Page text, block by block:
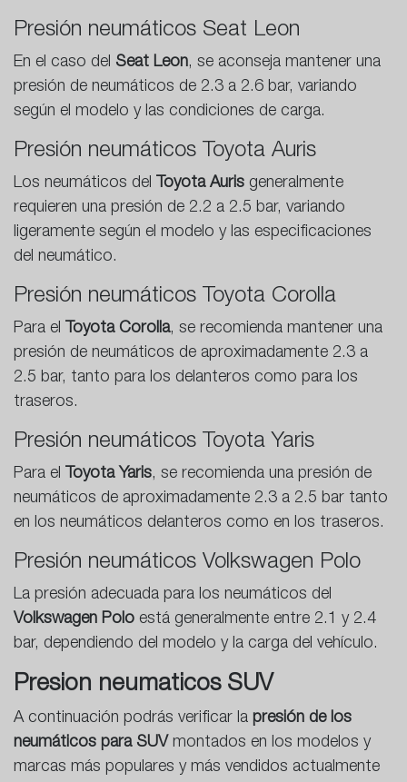
Presión neumáticos Seat Leon
En el caso del Seat Leon, se aconseja mantener una
presión de neumáticos de 2.3 a 2.6 bar, variando
según el modelo y las condiciones de carga.
Presión neumáticos Toyota Auris
Los neumáticos del Toyota Auris generalmente
requieren una presión de 2.2 a 2.5 bar, variando
ligeramente según el modelo y las especificaciones
del neumático.
Presión neumáticos Toyota Corolla
Para el Toyota Corolla, se recomienda mantener una
presión de neumáticos de aproximadamente 2.3 a
2.5 bar, tanto para los delanteros como para los
traseros.
Presión neumáticos Toyota Yaris
Para el Toyota Yaris, se recomienda una presión de
neumáticos de aproximadamente 2.3 a 2.5 bar tanto
en los neumáticos delanteros como en los traseros.
Presión neumáticos Volkswagen Polo
La presión adecuada para los neumáticos del
Volkswagen Polo está generalmente entre 2.1 y 2.4
bar, dependiendo del modelo y la carga del vehículo.
Presion neumaticos SUV
A continuación podrás verificar la presión de los
neumáticos para SUV montados en los modelos y
marcas más populares y más vendidos actualmente